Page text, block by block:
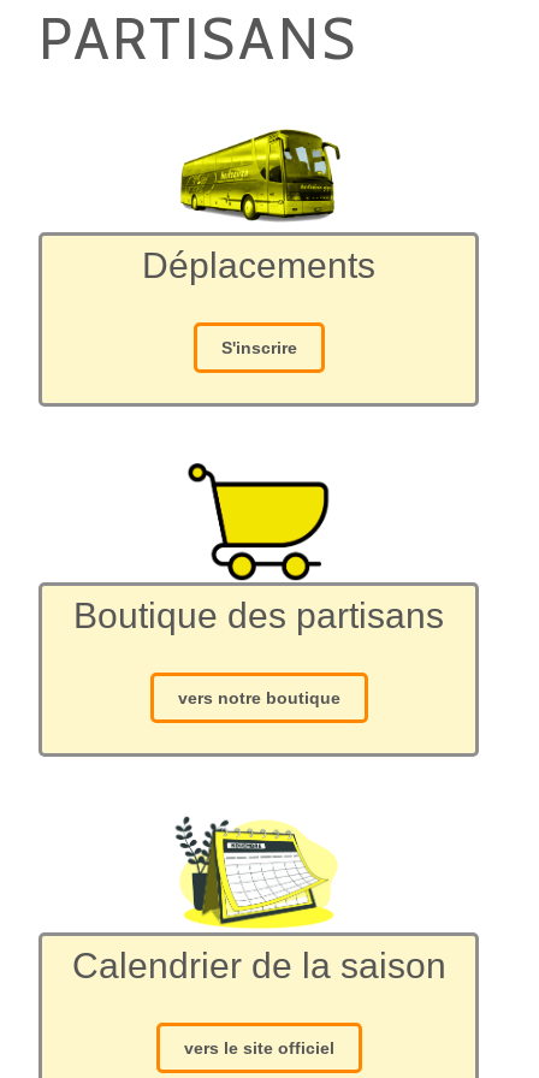
PARTISANS
Déplacements
S'inscrire
Boutique des partisans
vers notre boutique
Calendrier de la saison
vers le site officiel